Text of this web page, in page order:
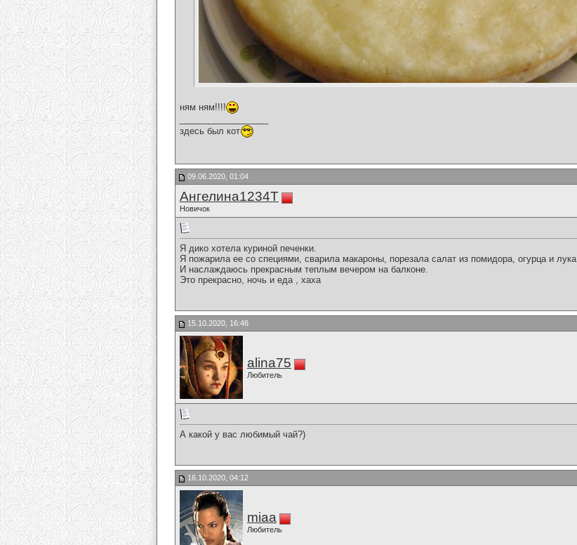
ням ням!!!!
здесь был кот
09.06.2020, 01:04
Ангелина1234Т
Новичок
Я дико хотела куриной печенки.
Я пожарила ее со специями, сварила макароны, порезала салат из помидора, огурца и лука
И наслаждаюсь прекрасным теплым вечером на балконе.
Это прекрасно, ночь и еда , хаха
15.10.2020, 16:46
alina75
Любитель
А какой у вас любимый чай?)
16.10.2020, 04:12
miaa
Любитель